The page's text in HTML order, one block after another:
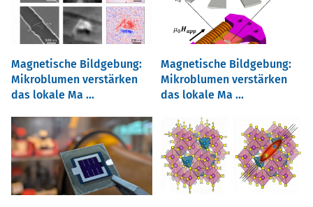
Magnetische Bildgebung:
Mikroblumen verstärken
das lokale Ma ...
Magnetische Bildgebung:
Mikroblumen verstärken
das lokale Ma ...